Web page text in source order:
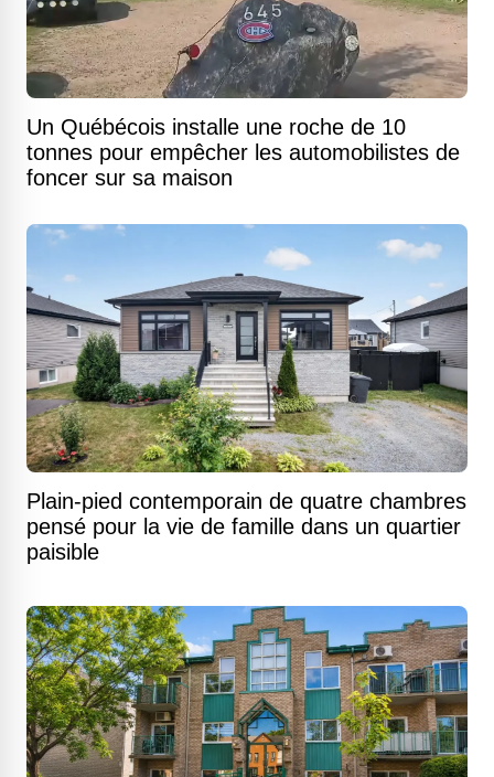
Un Québécois installe une roche de 10
tonnes pour empêcher les automobilistes de
foncer sur sa maison
Plain-pied contemporain de quatre chambres
pensé pour la vie de famille dans un quartier
paisible